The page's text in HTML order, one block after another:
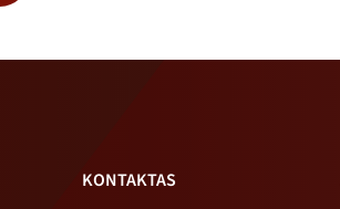
199,00
NOK.
KONTAKTAS